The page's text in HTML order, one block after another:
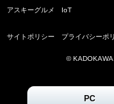
アスキーグルメ IoT
サイトポリシー プライバシーポ
©
PC